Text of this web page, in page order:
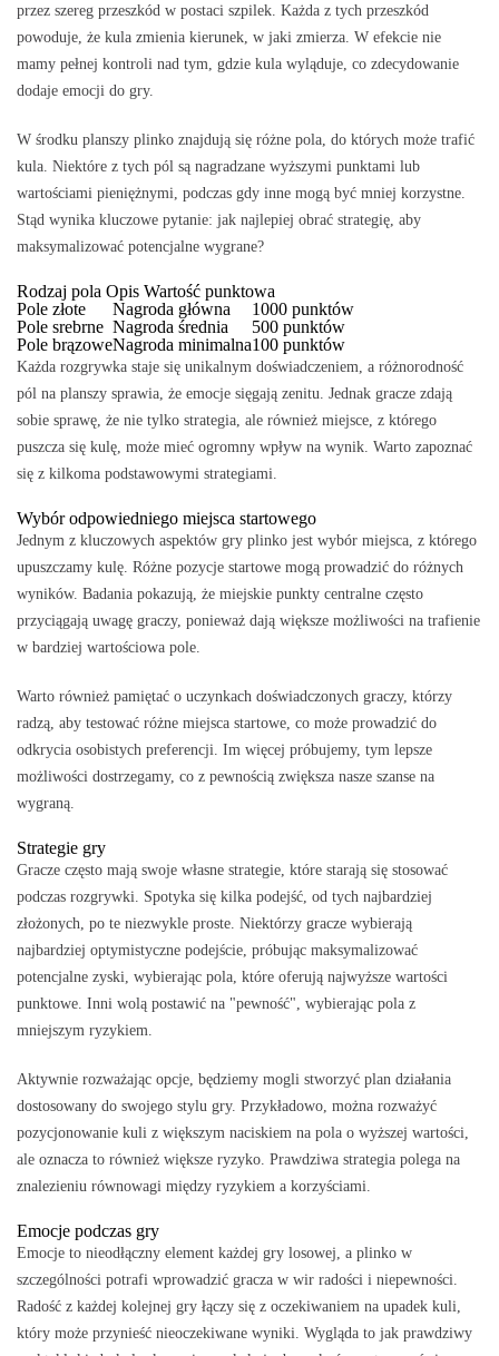
przez szereg przeszkód w postaci szpilek. Każda z tych przeszkód
powoduje, że kula zmienia kierunek, w jaki zmierza. W efekcie nie
mamy pełnej kontroli nad tym, gdzie kula wyląduje, co zdecydowanie
dodaje emocji do gry.
W środku planszy plinko znajdują się różne pola, do których może trafić
kula. Niektóre z tych pól są nagradzane wyższymi punktami lub
wartościami pieniężnymi, podczas gdy inne mogą być mniej korzystne.
Stąd wynika kluczowe pytanie: jak najlepiej obrać strategię, aby
maksymalizować potencjalne wygrane?
Rodzaj pola Opis Wartość punktowa
Pole złote
Nagroda główna
1000 punktów
Pole srebrne Nagroda średnia
500 punktów
Pole brązoweNagroda minimalna100 punktów
Każda rozgrywka staje się unikalnym doświadczeniem, a różnorodność
pól na planszy sprawia, że emocje sięgają zenitu. Jednak gracze zdają
sobie sprawę, że nie tylko strategia, ale również miejsce, z którego
puszcza się kulę, może mieć ogromny wpływ na wynik. Warto zapoznać
się z kilkoma podstawowymi strategiami.
Wybór odpowiedniego miejsca startowego
Jednym z kluczowych aspektów gry plinko jest wybór miejsca, z którego
upuszczamy kulę. Różne pozycje startowe mogą prowadzić do różnych
wyników. Badania pokazują, że miejskie punkty centralne często
przyciągają uwagę graczy, ponieważ dają większe możliwości na trafienie
w bardziej wartościowa pole.
Warto również pamiętać o uczynkach doświadczonych graczy, którzy
radzą, aby testować różne miejsca startowe, co może prowadzić do
odkrycia osobistych preferencji. Im więcej próbujemy, tym lepsze
możliwości dostrzegamy, co z pewnością zwiększa nasze szanse na
wygraną.
Strategie gry
Gracze często mają swoje własne strategie, które starają się stosować
podczas rozgrywki. Spotyka się kilka podejść, od tych najbardziej
złożonych, po te niezwykle proste. Niektórzy gracze wybierają
najbardziej optymistyczne podejście, próbując maksymalizować
potencjalne zyski, wybierając pola, które oferują najwyższe wartości
punktowe. Inni wolą postawić na "pewność", wybierając pola z
mniejszym ryzykiem.
Aktywnie rozważając opcje, będziemy mogli stworzyć plan działania
dostosowany do swojego stylu gry. Przykładowo, można rozważyć
pozycjonowanie kuli z większym naciskiem na pola o wyższej wartości,
ale oznacza to również większe ryzyko. Prawdziwa strategia polega na
znalezieniu równowagi między ryzykiem a korzyściami.
Emocje podczas gry
Emocje to nieodłączny element każdej gry losowej, a plinko w
szczególności potrafi wprowadzić gracza w wir radości i niepewności.
Radość z każdej kolejnej gry łączy się z oczekiwaniem na upadek kuli,
który może przynieść nieoczekiwane wyniki. Wygląda to jak prawdziwy